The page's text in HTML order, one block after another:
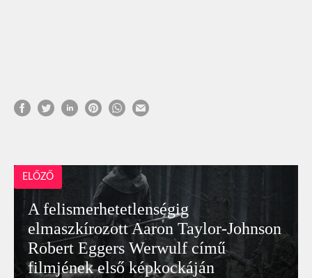
ELŐZŐ
A felismerhetetlenségig
elmaszkírozott Aaron Taylor-Johnson
Robert Eggers Werwulf című
filmjének első képkockáján